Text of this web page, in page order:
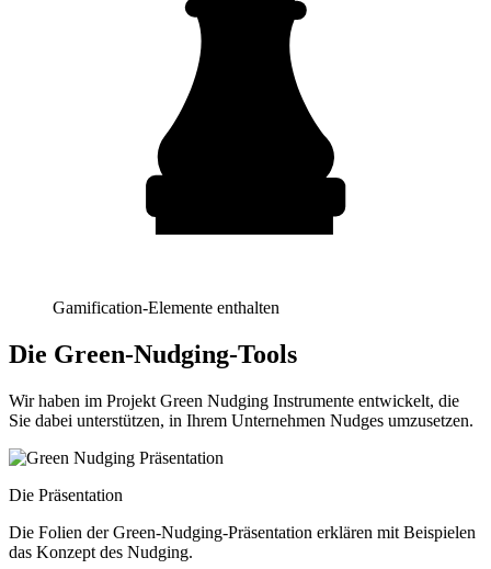
Gamification-Elemente enthalten
Die Green-Nudging-Tools
Wir haben im Projekt Green Nudging Instrumente entwickelt, die
Sie dabei unterstützen, in Ihrem Unternehmen Nudges umzusetzen.
Die Präsentation
Die Folien der Green-Nudging-Präsentation erklären mit Beispielen
das Konzept des Nudging.